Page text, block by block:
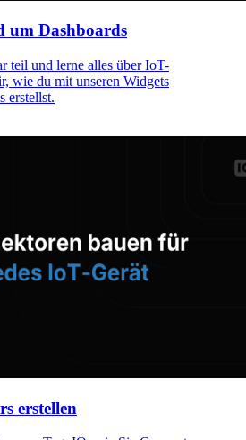
um Dashboards
teil und lerne alles über IoT-
wie du mit unseren Widgets
erstellst.
erstellen